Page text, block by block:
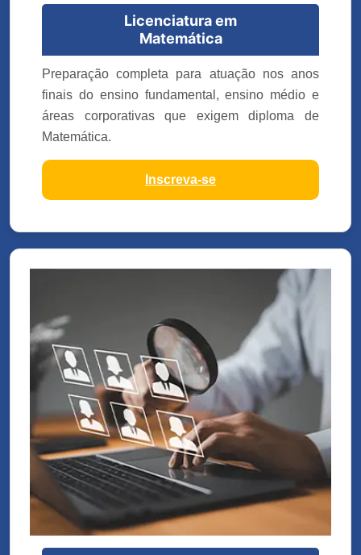
Licenciatura em
Matemática
Preparação completa para atuação nos anos
finais do ensino fundamental, ensino médio e
áreas corporativas que exigem diploma de
Matemática.
Inscreva-se